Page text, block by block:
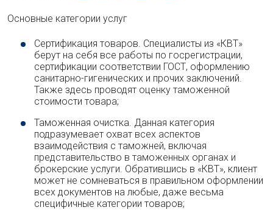
Основные категории услуг
Сертификация товаров. Специалисты из «КВТ»
берут на себя все работы по госрегистрации,
сертификации соответствии ГОСТ, оформлению
санитарно-гигенических и прочих заключений.
Также здесь проводят оценку таможенной
стоимости товара;
Таможенная очистка. Данная категория
подразумевает охват всех аспектов
взаимодействия с таможней, включая
представительство в таможенных органах и
брокерские услуги. Обратившись в «КВТ», клиент
может не сомневаться в правильном оформлении
всех документов на любые, даже весьма
специфичные категории товаров;